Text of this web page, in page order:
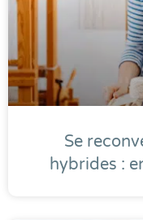
Se
hybrides :